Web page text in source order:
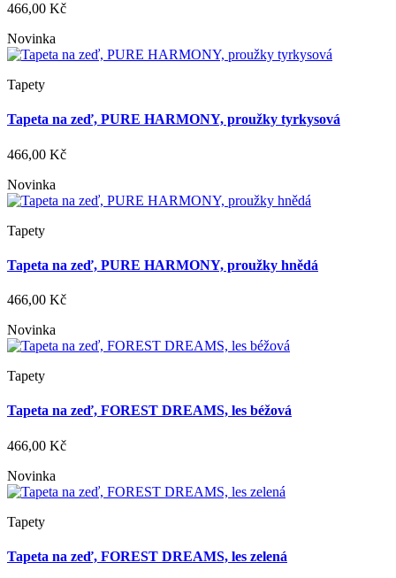
466,00 Kč
Novinka
Tapety
Tapeta na zeď, PURE HARMONY, proužky tyrkysová
466,00 Kč
Novinka
Tapety
Tapeta na zeď, PURE HARMONY, proužky hnědá
466,00 Kč
Novinka
Tapety
Tapeta na zeď, FOREST DREAMS, les béžová
466,00 Kč
Novinka
Tapety
Tapeta na zeď, FOREST DREAMS, les zelená